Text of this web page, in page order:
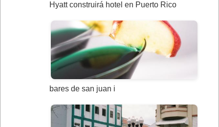
Hyatt construirá hotel en Puerto Rico
bares de san juan i